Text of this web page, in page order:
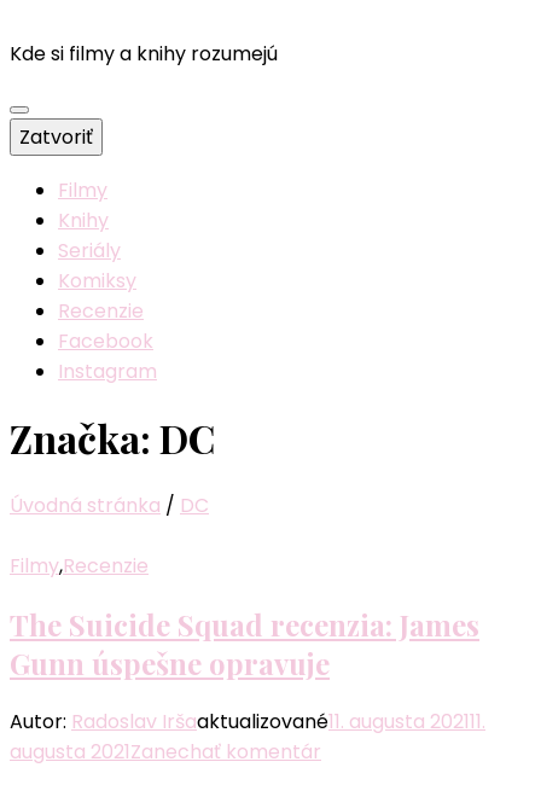
Kde si filmy a knihy rozumejú
Zatvoriť
Filmy
Knihy
Seriály
Komiksy
Recenzie
Facebook
Instagram
Značka: DC
Úvodná stránka / DC
Filmy,Recenzie
The Suicide Squad recenzia: James
Gunn úspešne opravuje
Autor: Radoslav Iršaaktualizované11. augusta 202111.
augusta 2021Zanechať komentár